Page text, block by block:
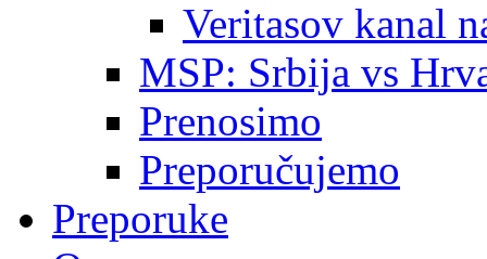
Veritasov kanal
MSP: Srbija vs
Prenosimo
Preporučujemo
Preporuke